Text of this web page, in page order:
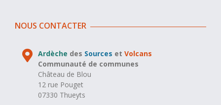
NOUS CONTACTER
Ardèche des Sources etVolcans
Communauté de communes
Château de Blou
12 rue Pouget
07330 Thueyts